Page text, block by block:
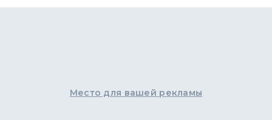
Место для вашей рекламы